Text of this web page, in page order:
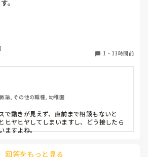
。
がいますが
になるまで何もアクションがなかった
子もなくて
いのか、聞く必要性さえ感じないの
いです。
1 ・ 11時間前
諭, その他の職種, 幼稚園
で動きが見えず、直前まで相談もないと
ヒヤヒヤしてしまいますし、どう接したら
ますよね。
ら迷惑かな」と抱え込んでいるケースがと
回答をもっと見る